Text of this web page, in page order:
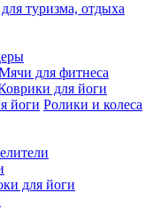
туризма, отдыха
для фитнеса
для йоги
Ролики и колеса
для йоги